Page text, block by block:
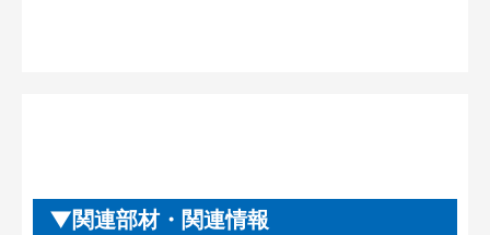
関連部材・関連情報